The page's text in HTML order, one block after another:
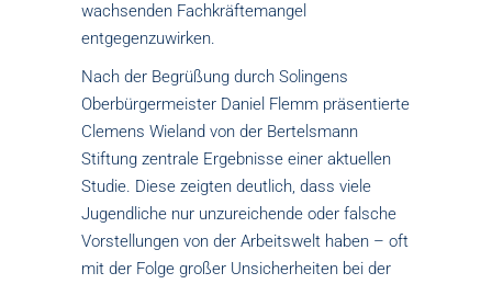
wachsenden Fachkräftemangel
entgegenzuwirken.
Nach der Begrüßung durch Solingens
Oberbürgermeister Daniel Flemm präsentierte
Clemens Wieland von der Bertelsmann
Stiftung zentrale Ergebnisse einer aktuellen
Studie. Diese zeigten deutlich, dass viele
Jugendliche nur unzureichende oder falsche
Vorstellungen von der Arbeitswelt haben – oft
mit der Folge großer Unsicherheiten bei der